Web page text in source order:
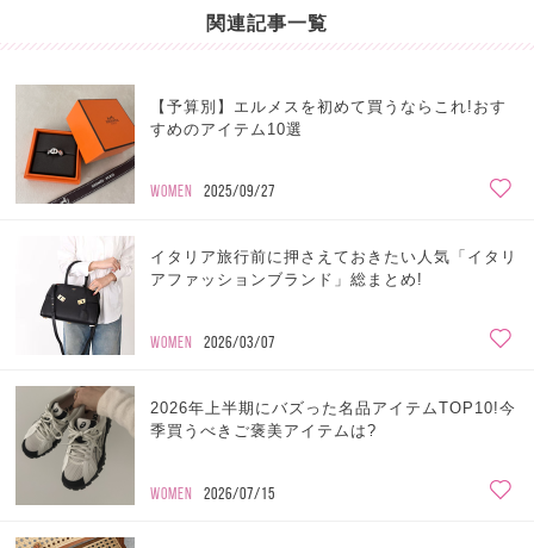
関連記事一覧
【予算別】エルメスを初めて買うならこれ!おす
すめのアイテム10選
WOMEN 2025/09/27
イタリア旅行前に押さえておきたい人気「イタリ
アファッションブランド」総まとめ!
WOMEN 2026/03/07
2026年上半期にバズった名品アイテムTOP10!今
季買うべきご褒美アイテムは?
WOMEN 2026/07/15